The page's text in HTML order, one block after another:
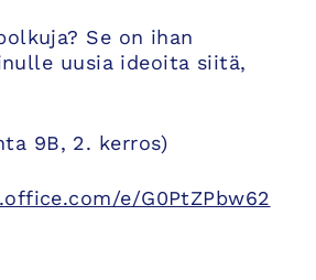
Se on ihan
uusia ideoita siitä,
9B, 2. kerros)
e/G0PtZPbw62